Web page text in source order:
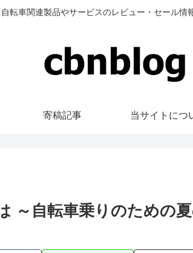
転車関連製品やサービスのレビュー・セール情
寄稿記事 当サイトにつ
～自転車乗りのための